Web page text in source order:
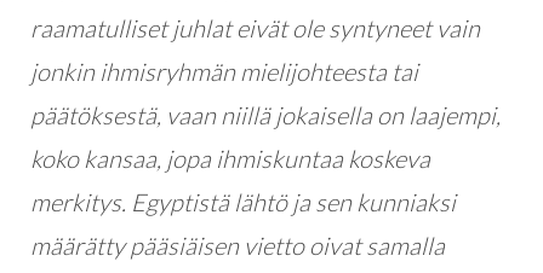
raamatulliset juhlat eivät ole syntyneet vain
jonkin ihmisryhmän mielijohteesta tai
päätöksestä, vaan niillä jokaisella on laajempi,
koko kansaa, jopa ihmiskuntaa koskeva
merkitys. Egyptistä lähtö ja sen kunniaksi
määrätty pääsiäisen vietto oivat samalla